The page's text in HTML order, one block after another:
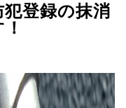
犯登録の抹消